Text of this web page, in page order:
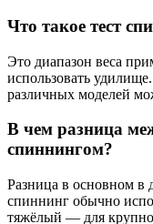
Что такое тест
Это диапазон веса
использовать
различных моделей
В чем разница
спиннингом?
Разница в основном в
спиннинг обычно
тяжёлый — для